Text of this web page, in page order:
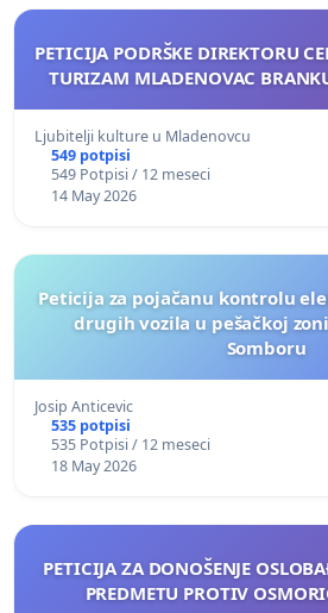
PETICIJA PODRŠKE DIREKTORU
TURIZAM MLADENOVAC
Ljubitelji kulture u Mladenovcu
549 potpisi
549 Potpisi / 12 meseci
14 May 2026
Peticija za pojačanu kontrolu
drugih vozila u pešačkoj
Somboru
Josip Anticevic
535 potpisi
535 Potpisi / 12 meseci
18 May 2026
PETICIJA ZA DONOŠENJE OSLOBAĐAJUĆE PRESUDE U
PREDMETU PROTIV